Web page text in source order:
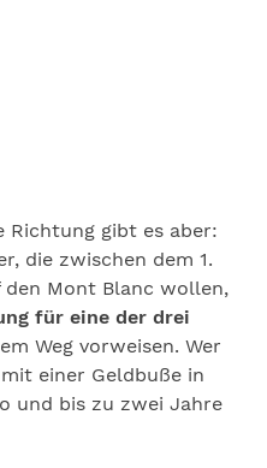
Richtung gibt es aber:
die zwischen dem 1.
Mont Blanc wollen,
für eine der drei
Weg vorweisen. Wer
einer Geldbuße in
und bis zu zwei Jahre